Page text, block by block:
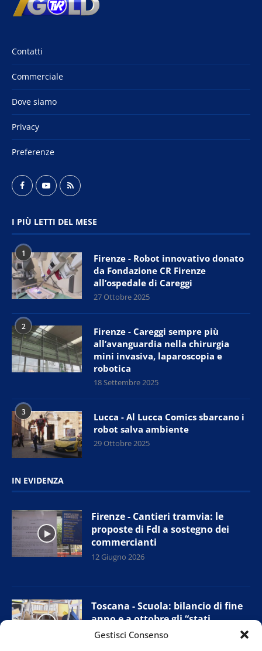
Gestisci Consenso
Contatti
Commerciale
Dove siamo
Privacy
Preferenze
I PIÙ LETTI DEL MESE
1
Firenze - Robot innovativo donato
da Fondazione CR Firenze
all’ospedale di Careggi
27 Ottobre 2025
2
Firenze - Careggi sempre più
all’avanguardia nella chirurgia
mini invasiva, laparoscopia e
robotica
18 Settembre 2025
3
Lucca - Al Lucca Comics sbarcano i
robot salva ambiente
29 Ottobre 2025
IN EVIDENZA
Firenze - Cantieri tramvia: le
proposte di FdI a sostegno dei
commercianti
12 Giugno 2026
Toscana - Scuola: bilancio di fine
anno e a ottobre gli “stati
generali”